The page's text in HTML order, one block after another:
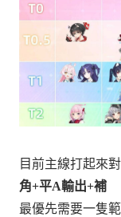
目前主線打起來
角+平A輸出+補
最優先需要一隻